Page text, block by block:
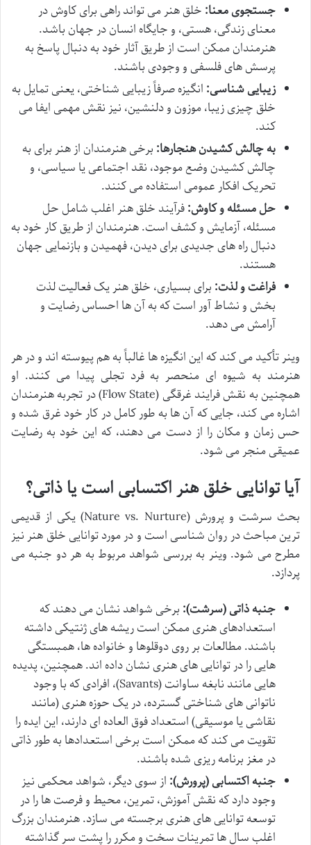
جستجوی معنا: خلق هنر می تواند راهی برای کاوش در
معنای زندگی، هستی، و جایگاه انسان در جهان باشد.
هنرمندان ممکن است از طریق آثار خود به دنبال پاسخ به
پرسش های فلسفی و وجودی باشند.
زیبایی شناسی: انگیزه صرفاً زیبایی شناختی، یعنی تمایل به
خلق چیزی زیبا، موزون و دلنشین، نیز نقش مهمی ایفا می
کند.
به چالش کشیدن هنجارها: برخی هنرمندان از هنر برای به
چالش کشیدن وضع موجود، نقد اجتماعی یا سیاسی، و
تحریک افکار عمومی استفاده می کنند.
حل مسئله و کاوش:فرآیند خلق هنر اغلب شامل حل
مسئله، آزمایش و کشف است. هنرمندان از طریق کار خود به
دنبال راه های جدیدی برای دیدن، فهمیدن و بازنمایی جهان
هستند.
فراغت و لذت: برای بسیاری، خلق هنر یک فعالیت لذت
بخش و نشاط آور است که به آن ها احساس رضایت و
آرامش می دهد.
وینر تأکید می کند که این انگیزه ها غالباً به هم پیوسته اند و در هر
هنرمند به شیوه ای منحصر به فرد تجلی پیدا می کنند. او
همچنین به نقش فرایند غرقگی (Flow State) در تجربه هنرمندان
اشاره می کند، جایی که آن ها به طور کامل در کار خود غرق شده و
حس زمان و مکان را از دست می دهند، که این خود به رضایت
عمیقی منجر می شود.
آیا توانایی خلق هنر اکتسابی است یا ذاتی؟
بحث سرشت و پرورش (Nature vs. Nurture) یکی از قدیمی
ترین مباحث در روان شناسی است و در مورد توانایی خلق هنر نیز
مطرح می شود. وینر به بررسی شواهد مربوط به هر دو جنبه می
پردازد.
جنبه ذاتی (سرشت): برخی شواهد نشان می دهند که
استعدادهای هنری ممکن است ریشه های ژنتیکی داشته
باشند. مطالعات بر روی دوقلوها و خانواده ها، همبستگی
هایی را در توانایی های هنری نشان داده اند. همچنین، پدیده
هایی مانند نابغه ساوانت (Savants)، افرادی که با وجود
ناتوانی های شناختی گسترده، در یک حوزه هنری (مانند
نقاشی یا موسیقی) استعداد فوق العاده ای دارند، این ایده را
تقویت می کند که ممکن است برخی استعدادها به طور ذاتی
در مغز برنامه ریزی شده باشند.
جنبه اکتسابی (پرورش): از سوی دیگر، شواهد محکمی نیز
وجود دارد که نقش آموزش، تمرین، محیط و فرصت ها را در
توسعه توانایی های هنری برجسته می سازد. هنرمندان بزرگ
اغلب سال ها تمرینات سخت و مکرر را پشت سر گذاشته